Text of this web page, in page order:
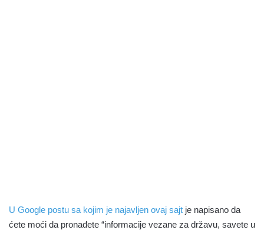
U Google postu sa kojim je najavljen ovaj sajt je napisano da
ćete moći da pronađete “informacije vezane za državu, savete u